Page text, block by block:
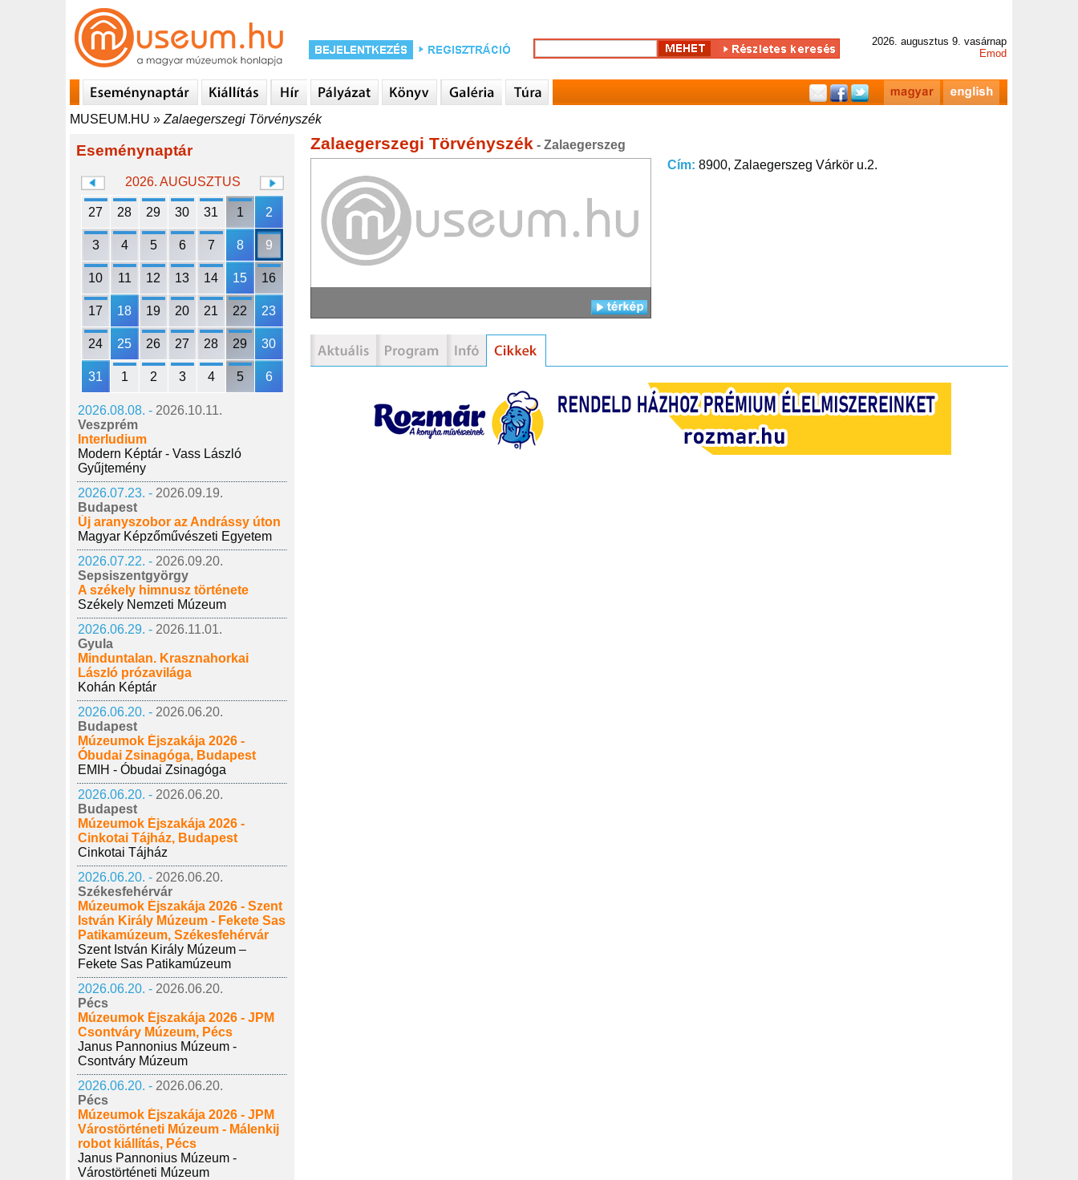
2026. augusztus 9. vasárnap
Emod
MUSEUM.HU » Zalaegerszegi Törvényszék
Eseménynaptár
2026. AUGUSZTUS
27 28 29 30 31 1 2
3 4 5 6 7 8 9
10 11 12 13 14 15 16
17 18 19 20 21 22 23
24 25 26 27 28 29 30
31 1 2 3 4 5 6
2026.08.08. - 2026.10.11.
Veszprém
Interludium
Modern Képtár - Vass László
Gyűjtemény
2026.07.23. - 2026.09.19.
Budapest
Új aranyszobor az Andrássy úton
Magyar Képzőművészeti Egyetem
2026.07.22. - 2026.09.20.
Sepsiszentgyörgy
A székely himnusz története
Székely Nemzeti Múzeum
2026.06.29. - 2026.11.01.
Gyula
Minduntalan. Krasznahorkai
László prózavilága
Kohán Képtár
2026.06.20. - 2026.06.20.
Budapest
Múzeumok Éjszakája 2026 -
Óbudai Zsinagóga, Budapest
EMIH - Óbudai Zsinagóga
2026.06.20. - 2026.06.20.
Budapest
Múzeumok Éjszakája 2026 -
Cinkotai Tájház, Budapest
Cinkotai Tájház
2026.06.20. - 2026.06.20.
Székesfehérvár
Múzeumok Éjszakája 2026 - Szent
István Király Múzeum - Fekete Sas
Patikamúzeum, Székesfehérvár
Szent István Király Múzeum –
Fekete Sas Patikamúzeum
2026.06.20. - 2026.06.20.
Pécs
Múzeumok Éjszakája 2026 - JPM
Csontváry Múzeum, Pécs
Janus Pannonius Múzeum -
Csontváry Múzeum
2026.06.20. - 2026.06.20.
Pécs
Múzeumok Éjszakája 2026 - JPM
Várostörténeti Múzeum - Málenkij
robot kiállítás, Pécs
Janus Pannonius Múzeum -
Várostörténeti Múzeum
Zalaegerszegi Törvényszék - Zalaegerszeg
Cím: 8900, Zalaegerszeg Várkör u.2.